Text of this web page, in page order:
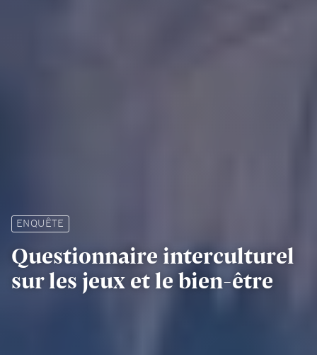
ENQUÊTE
Questionnaire interculturel
sur les jeux et le bien-être